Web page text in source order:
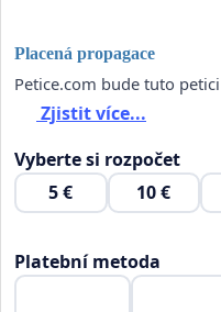
Placená propagace
Petice.com bude tuto
Zjistit více...
Vyberte si rozpočet
5 €
10 €
Platební metoda